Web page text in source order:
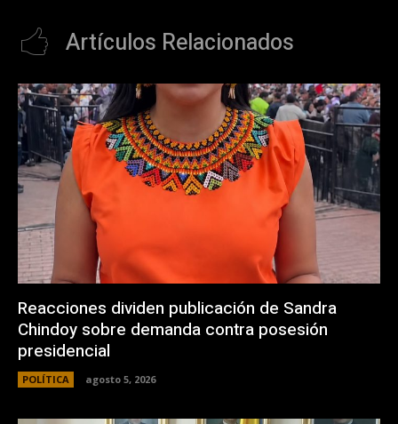
Artículos Relacionados
Reacciones dividen publicación de Sandra
Chindoy sobre demanda contra posesión
presidencial
POLÍTICA agosto 5, 2026